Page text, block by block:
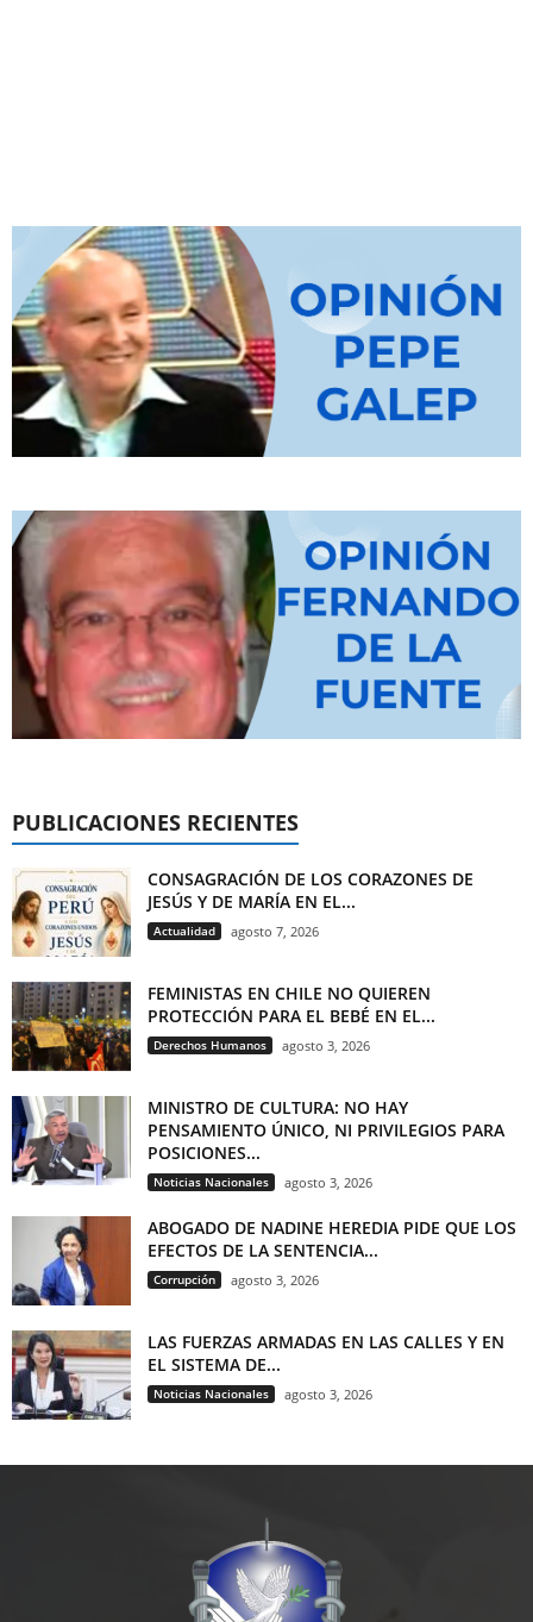
PUBLICACIONES RECIENTES
CONSAGRACIÓN DE LOS CORAZONES DE
JESÚS Y DE MARÍA EN EL...
Actualidad agosto 7, 2026
FEMINISTAS EN CHILE NO QUIEREN
PROTECCIÓN PARA EL BEBÉ EN EL...
Derechos Humanos agosto 3, 2026
MINISTRO DE CULTURA: NO HAY
PENSAMIENTO ÚNICO, NI PRIVILEGIOS PARA
POSICIONES...
Noticias Nacionales agosto 3, 2026
ABOGADO DE NADINE HEREDIA PIDE QUE LOS
EFECTOS DE LA SENTENCIA...
Corrupción agosto 3, 2026
LAS FUERZAS ARMADAS EN LAS CALLES Y EN
EL SISTEMA DE...
Noticias Nacionales agosto 3, 2026